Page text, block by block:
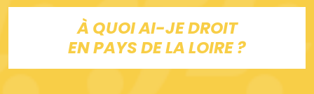
À QUOI AI-JE DROIT
EN PAYS DE LA LOIRE ?